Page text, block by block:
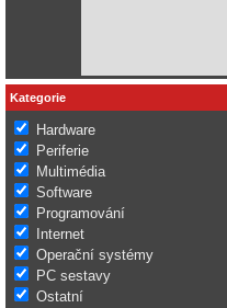
Kategorie
Hardware
Periferie
Multimédia
Software
Programování
Internet
Operační systémy
PC sestavy
Ostatní